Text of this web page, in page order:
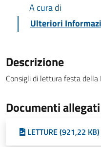
A cura di
Ulteriori
Descrizione
Consigli di lettura festa della
Documenti allegati
LETTURE (921,22 KB)